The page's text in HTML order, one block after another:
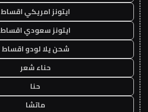
ايتونز امريكي اقساط
ايتونز سعودي اقساط
شحن يلا لودو اقساط
حناء شعر
حنا
ماتشا